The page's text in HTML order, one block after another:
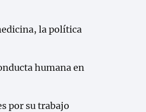
la política
humana en
por su trabajo